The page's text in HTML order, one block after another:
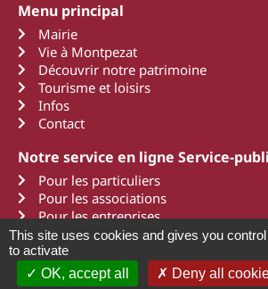
Menu principal
Mairie
Vie à Montpezat
Découvrir notre patrimoine
Tourisme et loisirs
Infos
Contact
Notre service en ligne Service-
Pour les particuliers
Pour les associations
Pour les entreprises
2011 - 2022 Montpezat d'Agenais
This site uses cookies and gives you
to activate
OK, accept all
Deny all